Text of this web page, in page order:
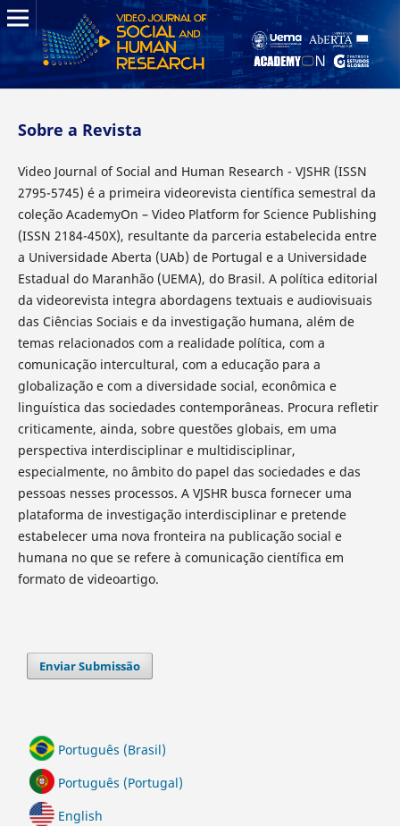
Sobre a Revista
Video Journal of Social and Human Research - VJSHR (ISSN
2795-5745) é a primeira videorevista científica semestral da
coleção AcademyOn – Video Platform for Science Publishing
(ISSN 2184-450X), resultante da parceria estabelecida entre
a Universidade Aberta (UAb) de Portugal e a Universidade
Estadual do Maranhão (UEMA), do Brasil. A política editorial
da videorevista integra abordagens textuais e audiovisuais
das Ciências Sociais e da investigação humana, além de
temas relacionados com a realidade política, com a
comunicação intercultural, com a educação para a
globalização e com a diversidade social, econômica e
linguística das sociedades contemporâneas. Procura refletir
criticamente, ainda, sobre questões globais, em uma
perspectiva interdisciplinar e multidisciplinar,
especialmente, no âmbito do papel das sociedades e das
pessoas nesses processos. A VJSHR busca fornecer uma
plataforma de investigação interdisciplinar e pretende
estabelecer uma nova fronteira na publicação social e
humana no que se refere à comunicação científica em
formato de videoartigo.
Enviar Submissão
Português (Brasil)
Português (Portugal)
English